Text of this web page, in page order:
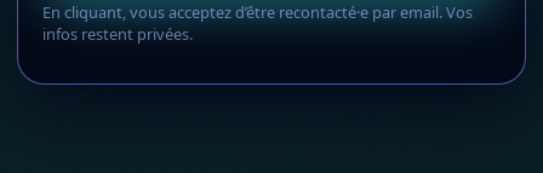
En cliquant, vous acceptez d’être recontacté·e par email. Vos
infos restent privées.